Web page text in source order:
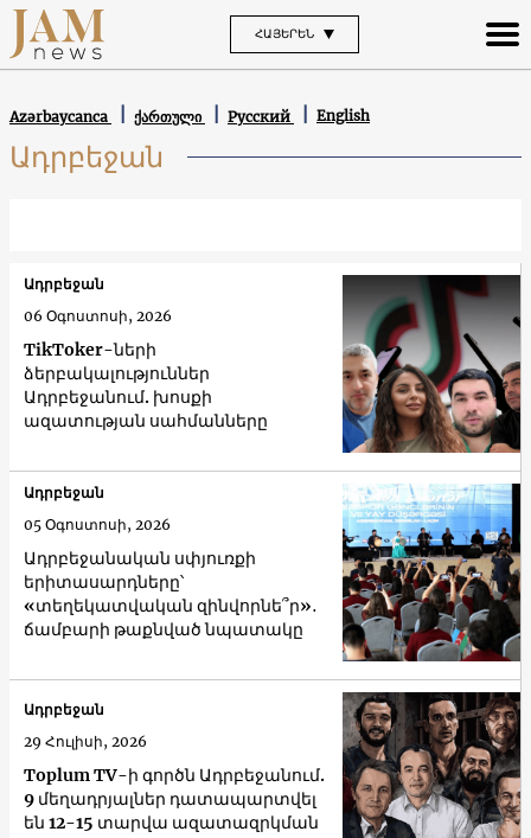
ՀԱՅԵՐԵՆ
Azərbaycanca ქართული Русский English
Ադրբեջան
TikToker-ների
ձերբակալություններ
Ադրբեջանում. խոսքի
ազատության սահմանները
Ադրբեջան
06 Օգոստոսի, 2026
Ադրբեջանական սփյուռքի
երիտասարդները՝
«տեղեկատվական զինվորնե՞ր»․
ճամբարի թաքնված նպատակը
Ադրբեջան
05 Օգոստոսի, 2026
Toplum TV-ի գործն Ադրբեջանում.
9 մեղադրյալներ դատապարտվել
են 12-15 տարվա ազատազրկման
Ադրբեջան
29 Հուլիսի, 2026